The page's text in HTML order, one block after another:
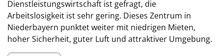
Dienstleistungswirtschaft ist gefragt, die
Arbeitslosigkeit ist sehr gering. Dieses Zentrum in
Niederbayern punktet weiter mit niedrigen Mieten,
hoher Sicherheit, guter Luft und attraktiver Umgebung.